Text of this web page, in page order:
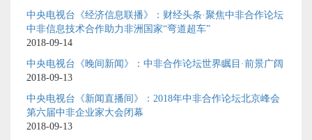
中央电视台《经济信息联播》：财经头条·聚焦中非合作论坛
中非信息技术合作助力非洲国家“弯道超车”
2018-09-14
中央电视台《晚间新闻》：中非合作论坛世界瞩目·前景广阔
2018-09-13
中央电视台《新闻直播间》：2018年中非合作论坛北京峰会
第六届中非企业家大会闭幕
2018-09-13